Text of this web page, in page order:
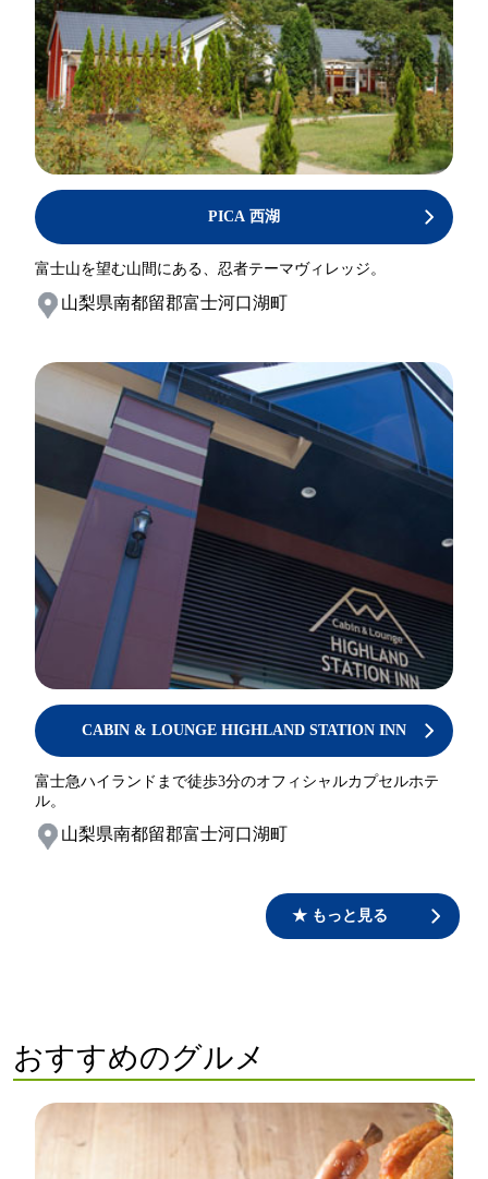
PICA 西湖
富士山を望む山間にある、忍者テーマヴィレッジ。
山梨県南都留郡富士河口湖町
CABIN & LOUNGE HIGHLAND STATION INN
富士急ハイランドまで徒歩3分のオフィシャルカプセルホテ
ル。
山梨県南都留郡富士河口湖町
★ もっと見る
おすすめのグルメ